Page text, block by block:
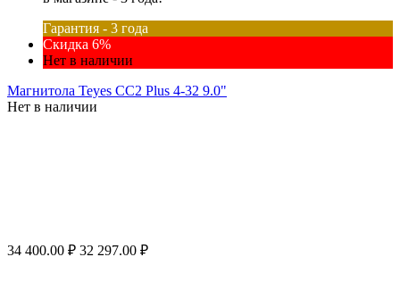
Гарантия - 3 года
Скидка 6%
Нет в наличии
Магнитола Teyes CC2 Plus 4-32 9.0"
Нет в наличии
34 400.00 ₽ 32 297.00 ₽